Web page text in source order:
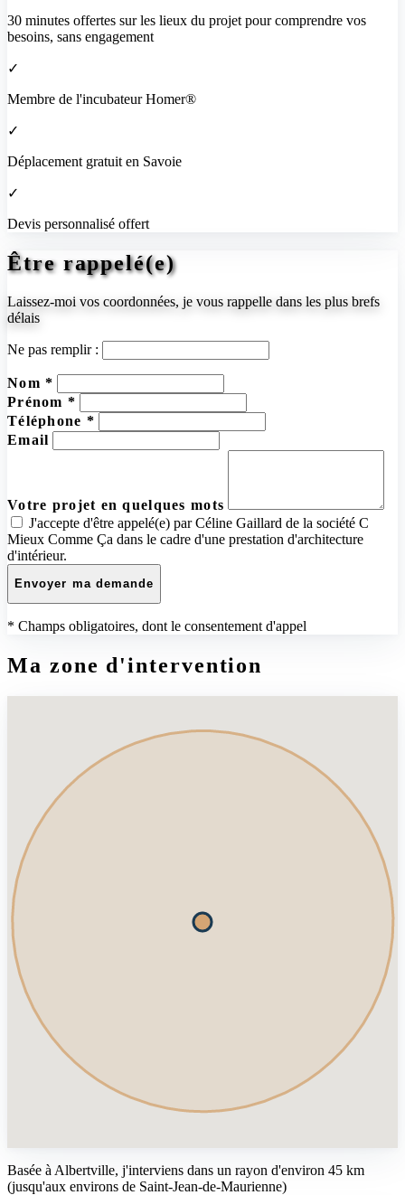
30 minutes offertes sur les lieux du projet pour comprendre vos
besoins, sans engagement
✓
Membre de l'incubateur Homer®
✓
Déplacement gratuit en Savoie
✓
Devis personnalisé offert
Être rappelé(e)
Laissez-moi vos coordonnées, je vous rappelle dans les plus brefs
délais
Ne pas remplir :
Nom *
Prénom *
Téléphone *
Email
Votre projet en quelques mots
J'accepte d'être appelé(e) par Céline Gaillard de la société C
Mieux Comme Ça dans le cadre d'une prestation d'architecture
d'intérieur.
Envoyer ma demande
* Champs obligatoires, dont le consentement d'appel
Ma zone d'intervention
Basée à Albertville, j'interviens dans un rayon d'environ 45 km
(jusqu'aux environs de Saint-Jean-de-Maurienne)